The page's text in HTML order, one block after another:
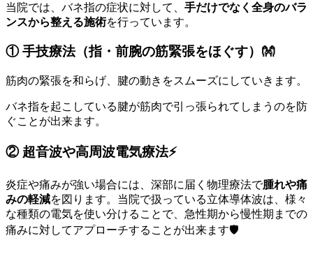
当院では、バネ指の症状に対して、 手だけでなく全身のバラ
ンスから整える施術を行っています。
① 手技療法（指・前腕の筋緊張をほぐす）👐
筋肉の緊張を和らげ、腱の動きをスムーズにしていきます。
バネ指を起こしている腱が筋肉で引っ張られてしまうのを防
ぐことが出来ます。
② 超音波や高周波電気療法⚡
炎症や痛みが強い場合には、深部に届く物理療法で腫れや痛
みの軽減を図ります。当院で扱っている立体導体波は、様々
な種類の電気を使い分けることで、急性期から慢性期までの
痛みに対してアプローチすることが出来ます🛡️